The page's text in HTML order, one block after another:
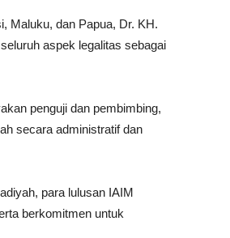
Maluku, dan Papua, Dr. KH.
aspek legalitas sebagai
penguji dan pembimbing,
secara administratif dan
para lulusan IAIM
berkomitmen untuk